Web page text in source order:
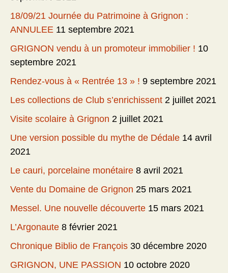
18/09/21 Journée du Patrimoine à Grignon :
ANNULEE 11 septembre 2021
GRIGNON vendu à un promoteur immobilier ! 10
septembre 2021
Rendez-vous à « Rentrée 13 » ! 9 septembre 2021
Les collections de Club s’enrichissent 2 juillet 2021
Visite scolaire à Grignon 2 juillet 2021
Une version possible du mythe de Dédale 14 avril
2021
Le cauri, porcelaine monétaire 8 avril 2021
Vente du Domaine de Grignon 25 mars 2021
Messel. Une nouvelle découverte 15 mars 2021
L’Argonaute 8 février 2021
Chronique Biblio de François 30 décembre 2020
GRIGNON, UNE PASSION 10 octobre 2020